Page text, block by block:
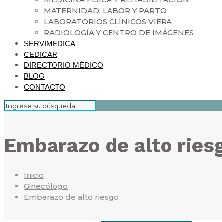
MATERNIDAD, LABOR Y PARTO
LABORATORIOS CLÍNICOS VIERA
RADIOLOGÍA Y CENTRO DE IMÁGENES
SERVIMEDICA
CEDICAR
DIRECTORIO MÉDICO
BLOG
CONTACTO
Embarazo de alto
Inicio
Ginecólogo
Embarazo de alto riesgo